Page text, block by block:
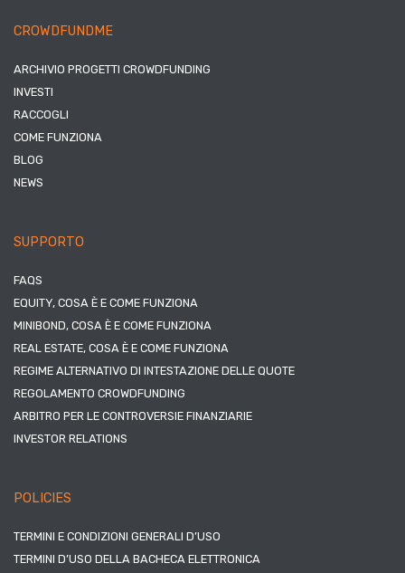
CROWDFUNDME
ARCHIVIO PROGETTI CROWDFUNDING
INVESTI
RACCOGLI
COME FUNZIONA
BLOG
NEWS
SUPPORTO
FAQS
EQUITY, COSA È E COME FUNZIONA
MINIBOND, COSA È E COME FUNZIONA
REAL ESTATE, COSA È E COME FUNZIONA
REGIME ALTERNATIVO DI INTESTAZIONE DELLE QUOTE
REGOLAMENTO CROWDFUNDING
ARBITRO PER LE CONTROVERSIE FINANZIARIE
INVESTOR RELATIONS
POLICIES
TERMINI E CONDIZIONI GENERALI D’USO
TERMINI D’USO DELLA BACHECA ELETTRONICA